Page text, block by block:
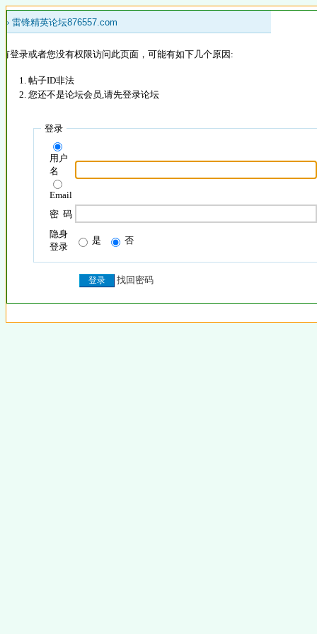
» 雷锋精英论坛876557.com
登录或者您没有权限访问此页面，可能有如下几个原因:
帖子ID非法
您还不是论坛会员,请先登录论坛
登录
用户
名
Email
密 码
隐身
登录
是 否
找回密码